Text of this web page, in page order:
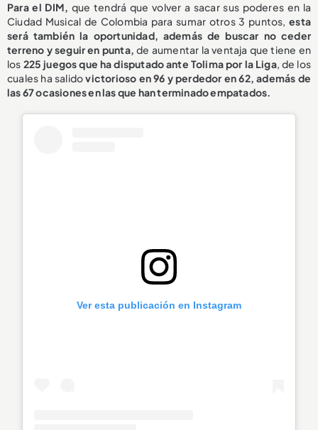
Para el DIM, que tendrá que volver a sacar sus poderes en la
Ciudad Musical de Colombia para sumar otros 3 puntos,esta
será también la oportunidad, además de buscar no ceder
terreno y seguir en punta, de aumentar la ventaja que tiene en
los 225 juegos que ha disputado ante Tolima por la Liga, de los
cuales ha salidovictorioso en 96 y perdedor en 62, además de
las 67 ocasiones en las que han terminado empatados.
Ver esta publicación en Instagram